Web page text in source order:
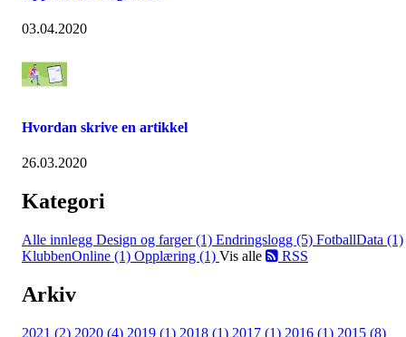
03.04.2020
Hvordan skrive en artikkel
26.03.2020
Kategori
Alle innlegg Design og farger (1) Endringslogg (5) FotballData (1)
KlubbenOnline (1) Opplæring (1) Vis alle RSS
Arkiv
2021 (2) 2020 (4) 2019 (1) 2018 (1) 2017 (1) 2016 (1) 2015 (8)